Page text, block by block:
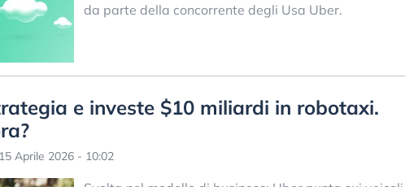
da parte della concorrente degli Usa Uber.
e investe $10 miliardi in robotaxi.
15 Aprile 2026 - 10:02